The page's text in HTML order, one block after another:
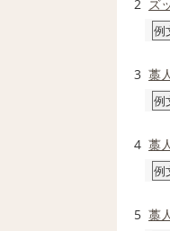
2 ズ
例
3 藁
例
4 藁
例
5 藁